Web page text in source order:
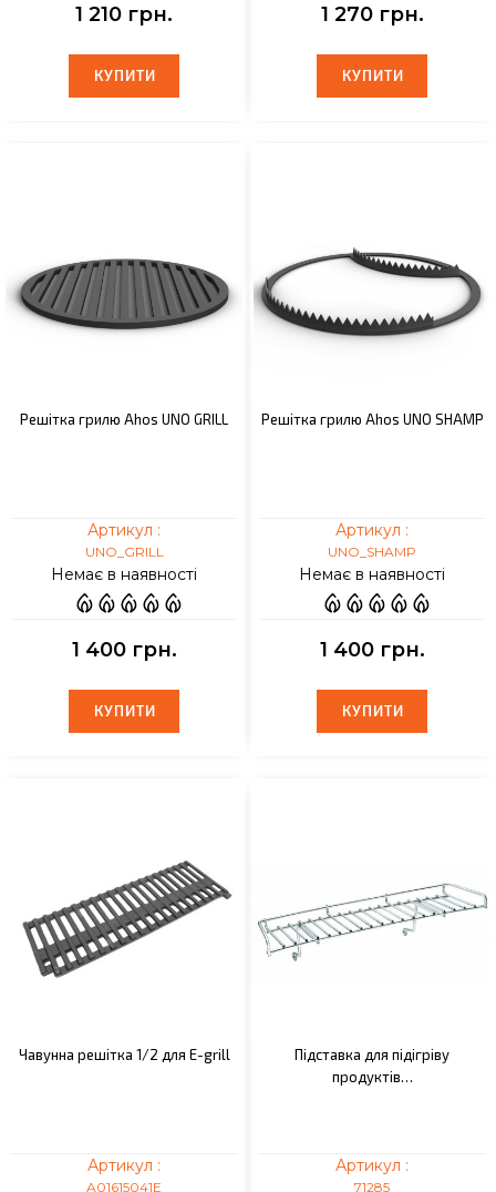
1 210 грн.
КУПИТИ
КУПИТИ
1 270 грн.
КУПИТИ
КУПИТИ
Решітка грилю Ahos UNO GRILL
Артикул :
UNO_GRILL
Немає в наявності
1 400 грн.
КУПИТИ
КУПИТИ
Решітка грилю Ahos UNO SHAMP
Артикул :
UNO_SHAMP
Немає в наявності
1 400 грн.
КУПИТИ
КУПИТИ
Чавунна решітка 1/2 для E-grill
Артикул :
A01615041E
Підставка для підігріву
продуктів…
Артикул :
71285